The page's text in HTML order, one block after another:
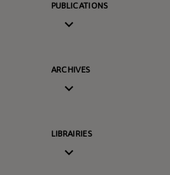
PUBLICATIONS

ARCHIVES

LIBRAIRIES
